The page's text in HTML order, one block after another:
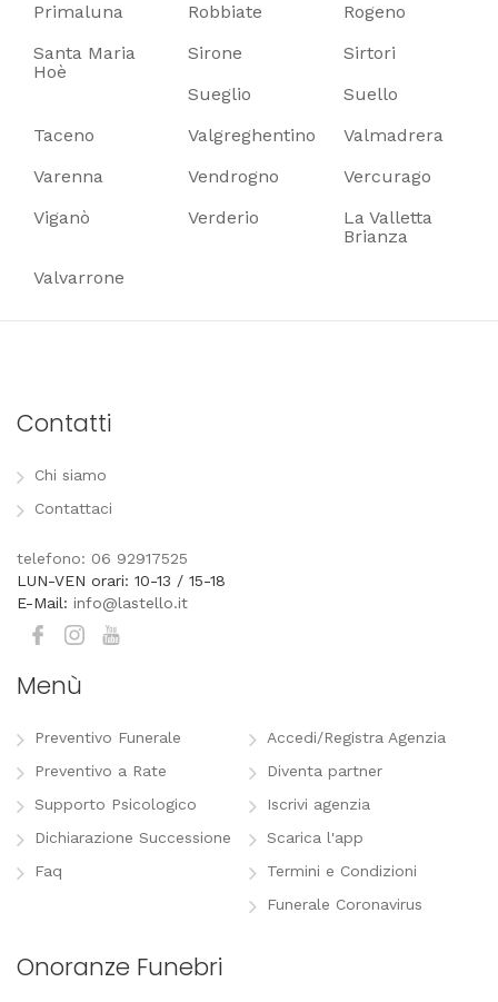
Primaluna
Robbiate
Rogeno
Santa Maria
Hoè
Sirone
Sirtori
Sueglio
Suello
Taceno
Valgreghentino
Valmadrera
Varenna
Vendrogno
Vercurago
Viganò
Verderio
La Valletta
Brianza
Valvarrone
Contatti
Chi siamo
Contattaci
telefono: 06 92917525
LUN-VEN orari: 10-13 / 15-18
E-Mail: info@lastello.it
Menù
Preventivo Funerale
Preventivo a Rate
Supporto Psicologico
Dichiarazione Successione
Faq
Accedi/Registra Agenzia
Diventa partner
Iscrivi agenzia
Scarica l'app
Termini e Condizioni
Funerale Coronavirus
Onoranze Funebri